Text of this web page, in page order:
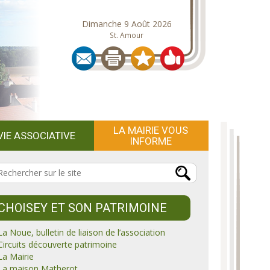
Dimanche 9 Août 2026
St. Amour
ASSOCIATIVE
LA MAIRIE VOUS
INFORME
ET SON PATRIMOINE
Noue, bulletin de liaison de l’association
découverte patrimoine
Mairie